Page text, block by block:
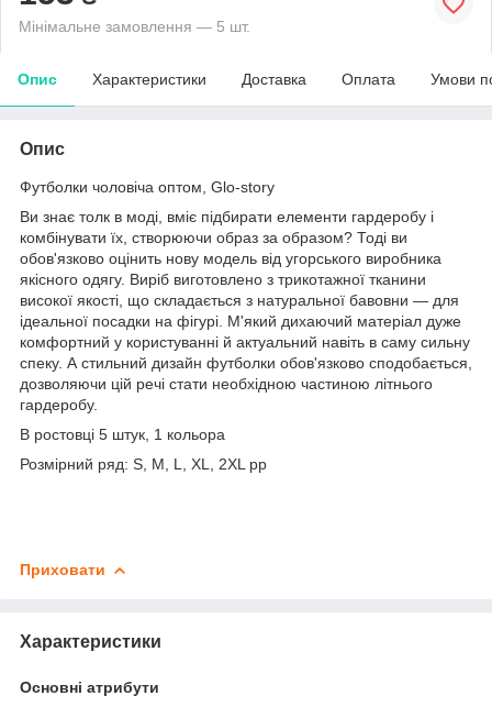
Мінімальне замовлення — 5 шт.
Опис Характеристики Доставка Оплата Умови
Опис
Футболки чоловіча оптом, Glo-story
Ви знає толк в моді, вміє підбирати елементи гардеробу і
комбінувати їх, створюючи образ за образом? Тоді ви
обов'язково оцінить нову модель від угорського виробника
якісного одягу. Виріб виготовлено з трикотажної тканини
високої якості, що складається з натуральної бавовни — для
ідеальної посадки на фігурі. М'який дихаючий матеріал дуже
комфортний у користуванні й актуальний навіть в саму сильну
спеку. А стильний дизайн футболки обов'язково сподобається,
дозволяючи цій речі стати необхідною частиною літнього
гардеробу.
В ростовці 5 штук, 1 кольора
Розмірний ряд: S, M, L, XL, 2XL рр
Приховати
Характеристики
Основні атрибути